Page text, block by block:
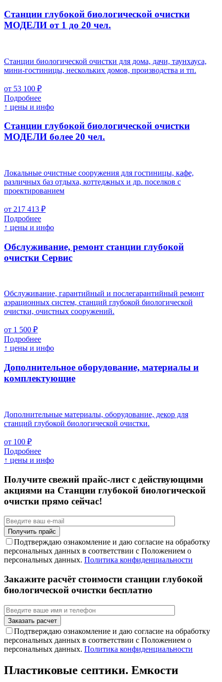
Станции глубокой биологической очистки
МОДЕЛИ от 1 до 20 чел.
Станции биологической очистки для дома, дачи, таунхауса,
мини-гостиницы, нескольких домов, производства и тп.
от 53 100 ₽
Подробнее
↑ цены и инфо
Станции глубокой биологической очистки
МОДЕЛИ более 20 чел.
Локальные очистные сооружения для гостиницы, кафе,
различных баз отдыха, коттеджных и др. поселков с
проектированием
от 217 413 ₽
Подробнее
↑ цены и инфо
Обслуживание, ремонт станции глубокой
очистки Cервис
Обслуживание, гарантийный и послегарантийный ремонт
аэрационных систем, станций глубокой биологической
очистки, очистных сооружений.
от 1 500 ₽
Подробнее
↑ цены и инфо
Дополнительное оборудование, материалы и
комплектующие
Дополнительные материалы, оборудование, декор для
станций глубокой биологической очистки.
от 100 ₽
Подробнее
↑ цены и инфо
Получите свежий прайс-лист с действующими
акциями на Станции глубокой биологической
очистки прямо сейчас!
Подтверждаю ознакомление и даю согласие на обработку
персональных данных в соответствии с Положением о
персональных данных. Политика конфиденциальности
Закажите расчёт стоимости станции глубокой
биологической очистки бесплатно
Подтверждаю ознакомление и даю согласие на обработку
персональных данных в соответствии с Положением о
персональных данных. Политика конфиденциальности
Пластиковые септики. Емкости